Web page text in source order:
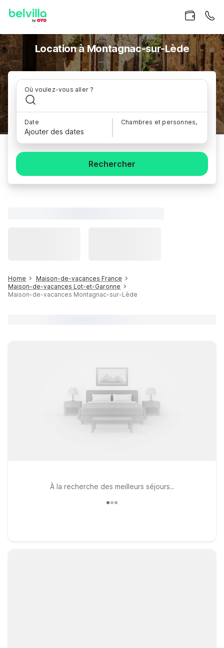
Location à Montagnac-sur-Lède
Où voulez-vous aller ?
Date
Ajouter des dates
Chambres et personnes,
Rechercher
Home
Maison-de-vacances France
Maison-de-vacances Lot-et-Garonne
Maison-de-vacances Montagnac-sur-Lède
À la recherche des meilleurs séjours..